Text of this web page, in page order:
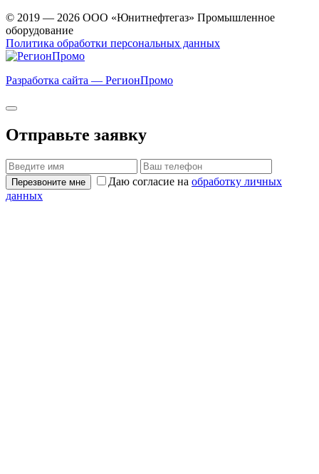
© 2019 — 2026 ООО «Юнитнефтегаз» Промышленное
оборудование
Политика обработки персональных данных
Разработка сайта — РегионПромо
Отправьте заявку
Перезвоните мне Даю согласие на обработку личных
данных